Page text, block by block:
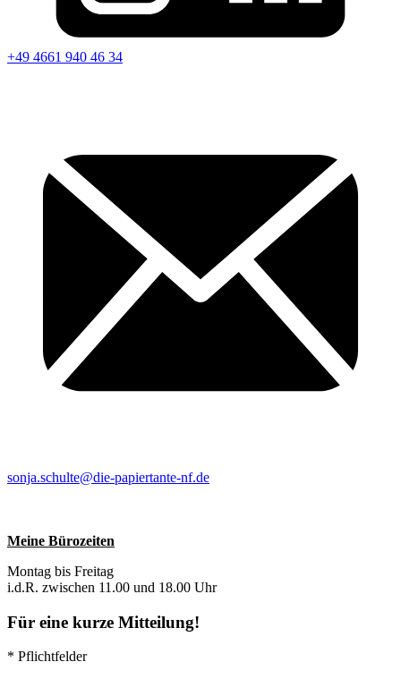
+49 4661 940 46 34
sonja.schulte@die-papiertante-nf.de
Meine Bürozeiten
Montag bis Freitag
i.d.R. zwischen 11.00 und 18.00 Uhr
Für eine kurze Mitteilung!
* Pflichtfelder